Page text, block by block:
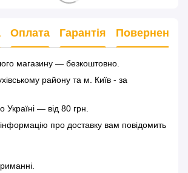
Оплата Гарантія Повернення
магазину — безкоштовно.
району та м. Київ - за
— від 80 грн.
про доставку вам повідомить